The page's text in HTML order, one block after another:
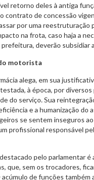
retorno deles à antiga
contrato de concessão
por uma reestruturação
na frota, caso haja a
prefeitura, deverão subsidiar
motorista
alega, em sua
à época, por
do serviço. Sua
e a humanização
se sentem inseguros
profissional responsável
pelo parlamentar é
que, sem os trocadores,
acúmulo de funções